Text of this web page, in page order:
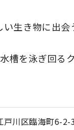
生き物に出会
槽を泳ぎ回る
川区臨海町6-2-